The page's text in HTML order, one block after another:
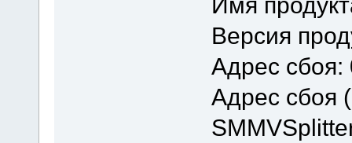
Версия
Адрес сбоя:
Адрес сбоя